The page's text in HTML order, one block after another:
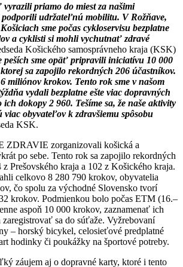
priamo do miest za našimi
podporili udržateľnú mobilitu. V Rožňave,
sme počas cykloservisu bezplatne
a cyklisti si mohli vychutnať zdravé
Košického samosprávneho kraja (KSK)
peších sme opäť pripravili iniciatívu 10 000
sa zapojilo rekordných 206 účastníkov.
miliónov krokov. Tento rok sme v našom
vydali bezplatne ešte viac dopravných
dokopy 2 960. Tešíme sa, že naše aktivity
obyvateľov k zdravšiemu spôsobu
KSK.
ZDRAVIE zorganizovali košická a
po sebe. Tento rok sa zapojilo rekordných
Prešovského kraja a 102 z Košického kraja.
celkovo 8 280 790 krokov, obyvatelia
čo spolu za východné Slovensko tvorí
krokov. Podmienkou bolo počas ETM (16.–
aspoň 10 000 krokov, zaznamenať ich
sa do súťaže. Vyžrebovaní
– horský bicykel, celosieťové predplatné
hodinky či poukážky na športové potreby.
záujem aj o dopravné karty, ktoré i tento